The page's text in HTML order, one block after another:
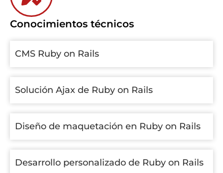
Conocimientos técnicos
CMS Ruby on Rails
Solución Ajax de Ruby on Rails
Diseño de maquetación en Ruby on Rails
Desarrollo personalizado de Ruby on Rails